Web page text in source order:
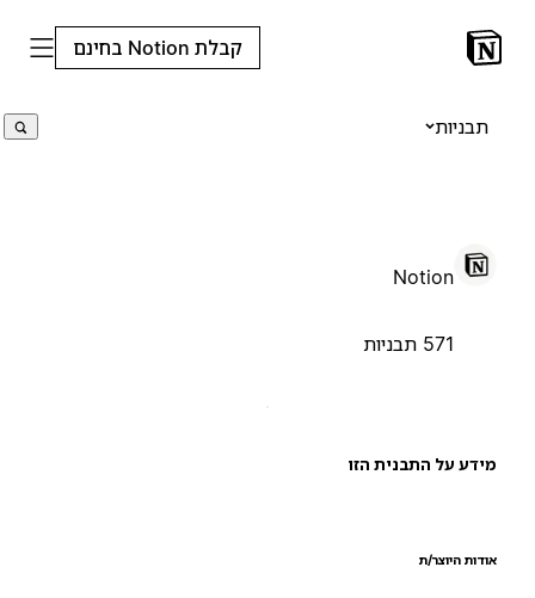
קבלת Notion בחינם
תבניות
Notion
על התבנית הזו
היוצר/ת